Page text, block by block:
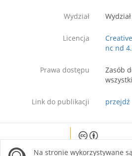
Wydział
Licencja
nc nd
Prawa dostępu
Zasób
Link do publikacji przejdź
site is licensed
Na stronie wykorzystywane